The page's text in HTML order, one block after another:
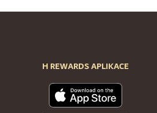
H REWARDS APLIKACE